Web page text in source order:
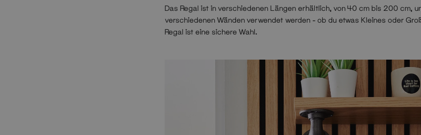
Das Regal ist in verschiedenen Längen erhältlich, von 40 cm bis 200 cm,
verschiedenen Wänden verwendet werden - ob du etwas Kleines oder
Regal ist eine sichere Wahl.